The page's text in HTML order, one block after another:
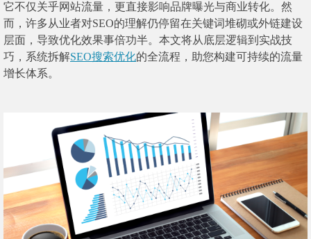
它不仅关乎网站流量，更直接影响品牌曝光与商业转化。然
而，许多从业者对SEO的理解仍停留在关键词堆砌或外链建设
层面，导致优化效果事倍功半。本文将从底层逻辑到实战技
巧，系统拆解SEO搜索优化的全流程，助您构建可持续的流量
增长体系。